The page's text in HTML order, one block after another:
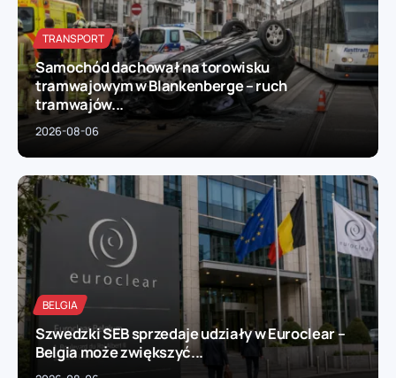
TRANSPORT
Samochód dachował na torowisku
tramwajowym w Blankenberge – ruch
tramwajów...
2026-08-06
BELGIA
Szwedzki SEB sprzedaje udziały w Euroclear –
Belgia może zwiększyć...